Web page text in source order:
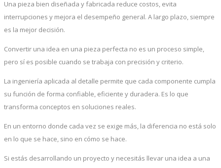
Una pieza bien diseñada y fabricada reduce costos, evita
interrupciones y mejora el desempeño general. A largo plazo, siempre
es la mejor decisión.
Convertir una idea en una pieza perfecta no es un proceso simple,
pero sí es posible cuando se trabaja con precisión y criterio.
La ingeniería aplicada al detalle permite que cada componente cumpla
su función de forma confiable, eficiente y duradera. Es lo que
transforma conceptos en soluciones reales.
En un entorno donde cada vez se exige más, la diferencia no está solo
en lo que se hace, sino en cómo se hace.
Si estás desarrollando un proyecto y necesitás llevar una idea a una